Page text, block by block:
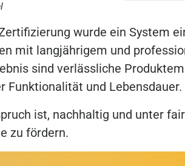
wurde ein System
mit langjährigem und
sind verlässliche
Funktionalität und Lebensdauer.
ist, nachhaltig und unter
zu fördern.